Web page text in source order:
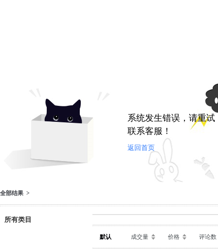
系统发生错误，请重
联系客服！
返回首页
全部结果 >
所有类目
默认 成交量 价格 评论数